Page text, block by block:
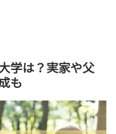
学は？実家や父
も